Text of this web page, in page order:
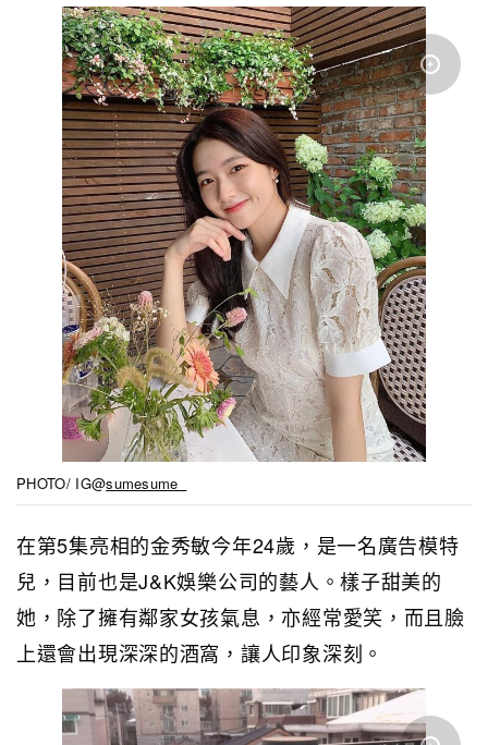
PHOTO/ IG@sumesume_
在第5集亮相的金秀敏今年24歲，是一名廣告模特
兒，目前也是J&K娛樂公司的藝人。樣子甜美的
她，除了擁有鄰家女孩氣息，亦經常愛笑，而且臉
上還會出現深深的酒窩，讓人印象深刻。